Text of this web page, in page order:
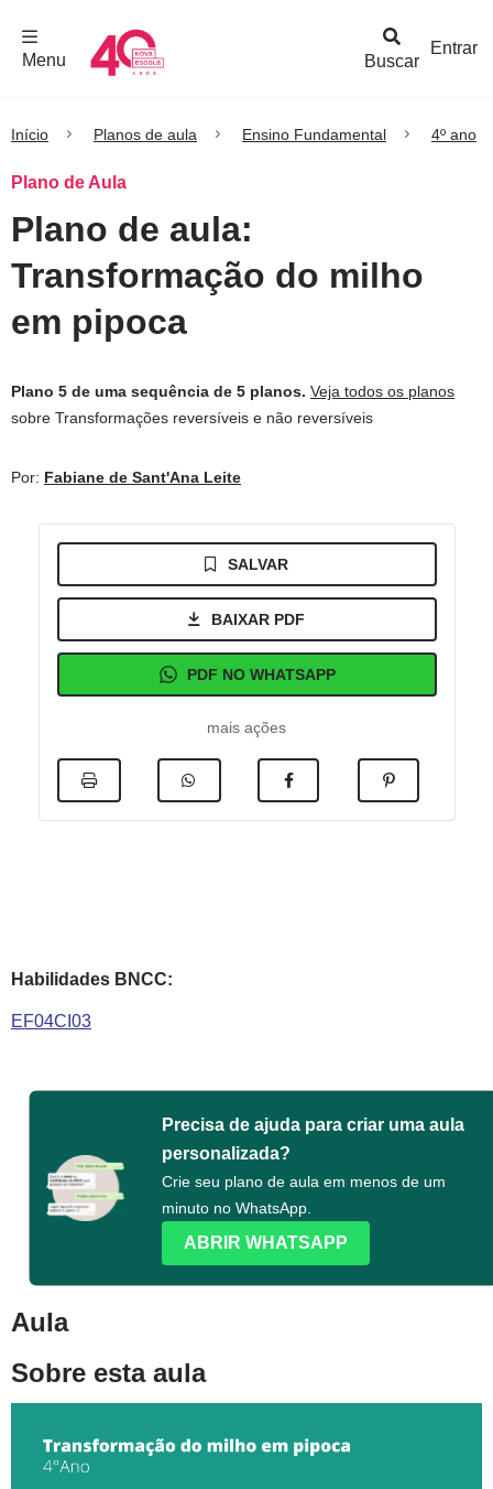
Buscar
Menu
Entrar
Início Planos de aula Ensino Fundamental 4º ano
Plano de Aula
Plano de aula:
Transformação do milho
em pipoca
Plano 5 de uma sequência de 5 planos. Veja todos os planos
sobre Transformações reversíveis e não reversíveis
Por: Fabiane de Sant'Ana Leite
SALVAR
BAIXAR PDF
PDF NO WHATSAPP
mais ações
Habilidades BNCC:
EF04CI03
Precisa de ajuda para criar uma aula
personalizada?
Crie seu plano de aula em menos de um
minuto no WhatsApp.
ABRIR WHATSAPP
Aula
Sobre esta aula